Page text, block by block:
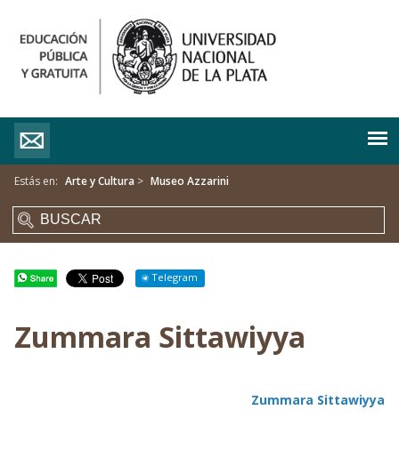
Estás en: Arte y Cultura > Museo Azzarini
Telegram
Zummara Sittawiyya
Zummara Sittawiyya